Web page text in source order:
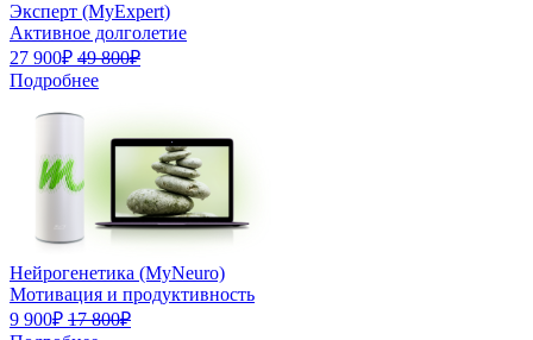
Эксперт (MyExpert)
Активное долголетие
27 900₽ 49 800₽
Подробнее
Нейрогенетика (MyNeuro)
Мотивация и продуктивность
9 900₽ 17 800₽